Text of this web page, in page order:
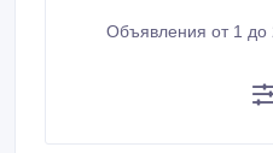
Объявления от 1 до